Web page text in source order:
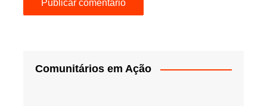
Comunitários em Ação